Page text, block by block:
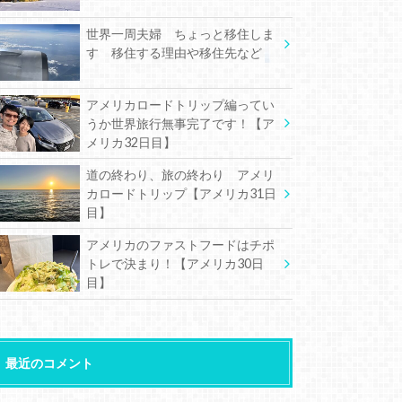
世界一周夫婦 ちょっと移住しま
す 移住する理由や移住先など
アメリカロードトリップ編ってい
うか世界旅行無事完了です！【ア
メリカ32日目】
道の終わり、旅の終わり アメリ
カロードトリップ【アメリカ31日
目】
アメリカのファストフードはチポ
トレで決まり！【アメリカ30日
目】
最近のコメント